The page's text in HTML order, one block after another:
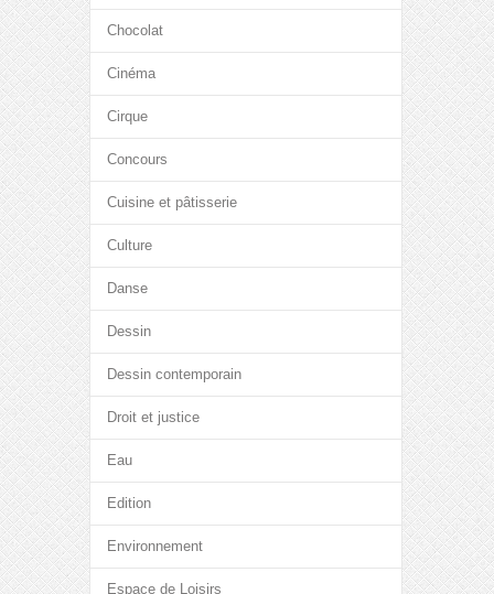
Chocolat
Cinéma
Cirque
Concours
Cuisine et pâtisserie
Culture
Danse
Dessin
Dessin contemporain
Droit et justice
Eau
Edition
Environnement
Espace de Loisirs